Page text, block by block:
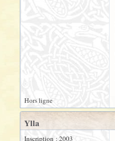
Hors ligne
Ylla
Inscription : 2003